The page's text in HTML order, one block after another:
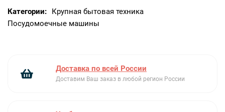
машины. Модель оснащена шестью стандартными
программами, которые позволяют выбрать наиболее
загрязнения. Сенсор чистоты воды AquaSensor
IntensiveZone усиливает давление воды в нижней
Категории:
Крупная бытовая техника
Посудомоечные машины
Доставка по всей России
Доставим Ваш заказ в любой регион России